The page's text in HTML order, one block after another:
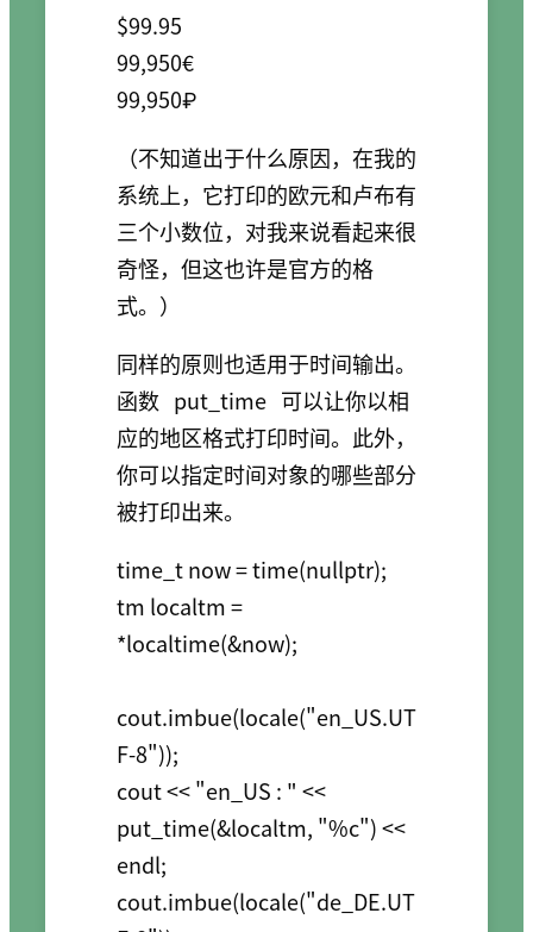
$99.95
99,950€
（不知道出于什么原因，在我的
系统上，它打印的欧元和卢布有
三个小数位，对我来说看起来很
奇怪，但这也许是官方的格
式。）
同样的原则也适用于时间输出。
函数 put_time 可以让你以相
应的地区格式打印时间。此外，
你可以指定时间对象的哪些部分
被打印出来。
time_t now = time(nullptr);
tm localtm =
*localtime(&now);
cout.imbue(locale("en_US.UT
F-8"));
cout << "en_US : " <<
put_time(&localtm, "%c") <<
endl;
cout.imbue(locale("de_DE.UT